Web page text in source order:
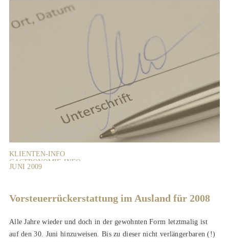
KLIENTEN-INFO
GASTRONOMIE-INFO
JUNI 2009
Vorsteuerrückerstattung im Ausland für 2008
Alle Jahre wieder und doch in der gewohnten Form letztmalig ist
auf den 30. Juni hinzuweisen. Bis zu dieser nicht verlängerbaren (!)